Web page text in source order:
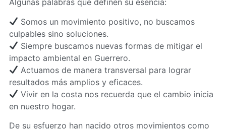
Algunas palabras que definen su esencia:
Somos un movimiento positivo, no buscamos
culpables sino soluciones.
Siempre buscamos nuevas formas de mitigar el
impacto ambiental en Guerrero.
Actuamos de manera transversal para lograr
resultados más amplios y eficaces.
Vivir en la costa nos recuerda que el cambio inicia
en nuestro hogar.
De su esfuerzo han nacido otros movimientos como